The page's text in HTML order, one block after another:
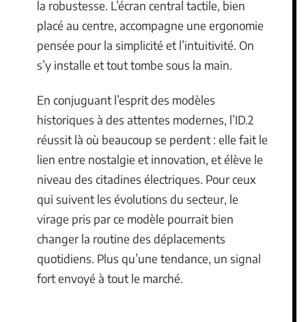
la robustesse. L’écran central tactile, bien
placé au centre, accompagne une ergonomie
pensée pour la simplicité et l’intuitivité. On
s’y installe et tout tombe sous la main.
En conjuguant l’esprit des modèles
historiques à des attentes modernes, l’ID.2
réussit là où beaucoup se perdent : elle fait le
lien entre nostalgie et innovation, et élève le
niveau des citadines électriques. Pour ceux
qui suivent les évolutions du secteur, le
virage pris par ce modèle pourrait bien
changer la routine des déplacements
quotidiens. Plus qu’une tendance, un signal
fort envoyé à tout le marché.